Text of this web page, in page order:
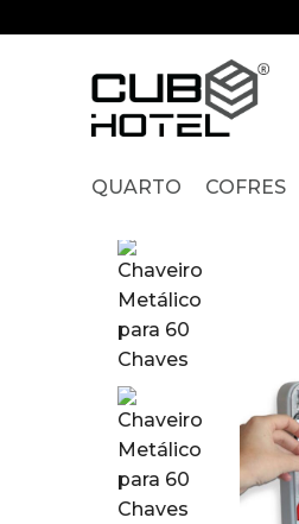
QUARTO COFRES